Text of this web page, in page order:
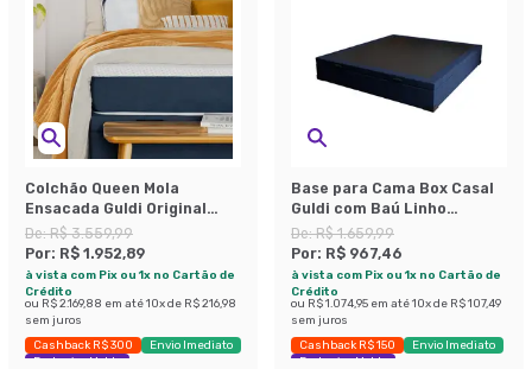
Colchão Queen Mola
Ensacada Guldi Original
Macio (25x158x198) Azul e
Branco
De:R$ 3.559,99
Por: R$ 1.952,89
à vista com Pix ou 1x no Cartão de
Crédito
ou R$ 2.169,88 em até10x de R$ 216,98
sem juros
Cashback R$ 300
Envio Imediato
Exclusivo Mobly
Base para Cama Box Casal
Guldi com Baú Linho
(47x138x188 cm) Azul
Marinho
De:R$ 1.659,99
Por: R$ 967,46
à vista com Pix ou 1x no Cartão de
Crédito
ou R$ 1.074,95 em até10x de R$ 107,49
sem juros
Cashback R$ 150
Envio Imediato
Exclusivo Mobly